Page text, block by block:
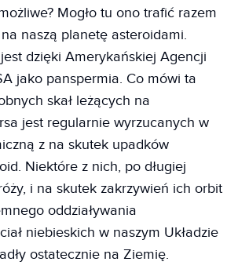
Mogło tu ono trafić razem
naszą planetę asteroidami.
dzięki Amerykańskiej Agencji
jako panspermia. Co mówi ta
skał leżących na
jest regularnie wyrzucanych w
z na skutek upadków
Niektóre z nich, po długiej
i na skutek zakrzywień ich orbit
oddziaływania
niebieskich w naszym Układzie
ostatecznie na Ziemię.